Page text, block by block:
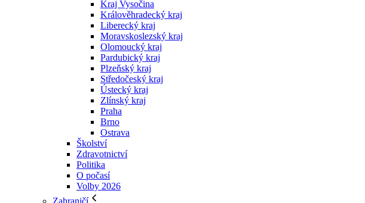
Kraj Vysočina
Králověhradecký kraj
Liberecký kraj
Moravskoslezský kraj
Olomoucký kraj
Pardubický kraj
Plzeňský kraj
Středočeský kraj
Ústecký kraj
Zlínský kraj
Praha
Brno
Ostrava
Školství
Zdravotnictví
Politika
O počasí
Volby 2026
Zahraničí